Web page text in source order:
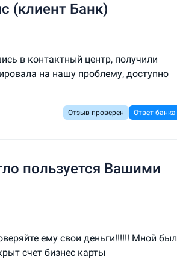
(клиент Банк)
в контактный центр, получили
на нашу проблему, доступно
Отзыв проверен Ответ банка
пользуется Вашими
ему свои деньги!!!!!! Мной был
счет бизнес карты